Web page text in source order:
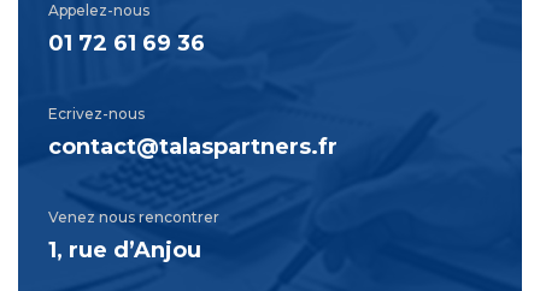
Appelez-nous
01 72 61 69 36
Ecrivez-nous
contact@talaspartners.fr
Venez nous rencontrer
1, rue d’Anjou